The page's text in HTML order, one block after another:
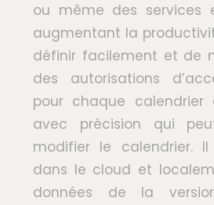
ou même des services
augmentant la
définir facilement et de
des autorisations
pour chaque
avec précision qui
modifier le calendrier.
dans le cloud et
données de la